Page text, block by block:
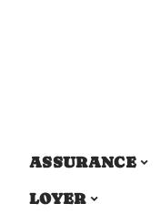
ASSURANCE
LOYER